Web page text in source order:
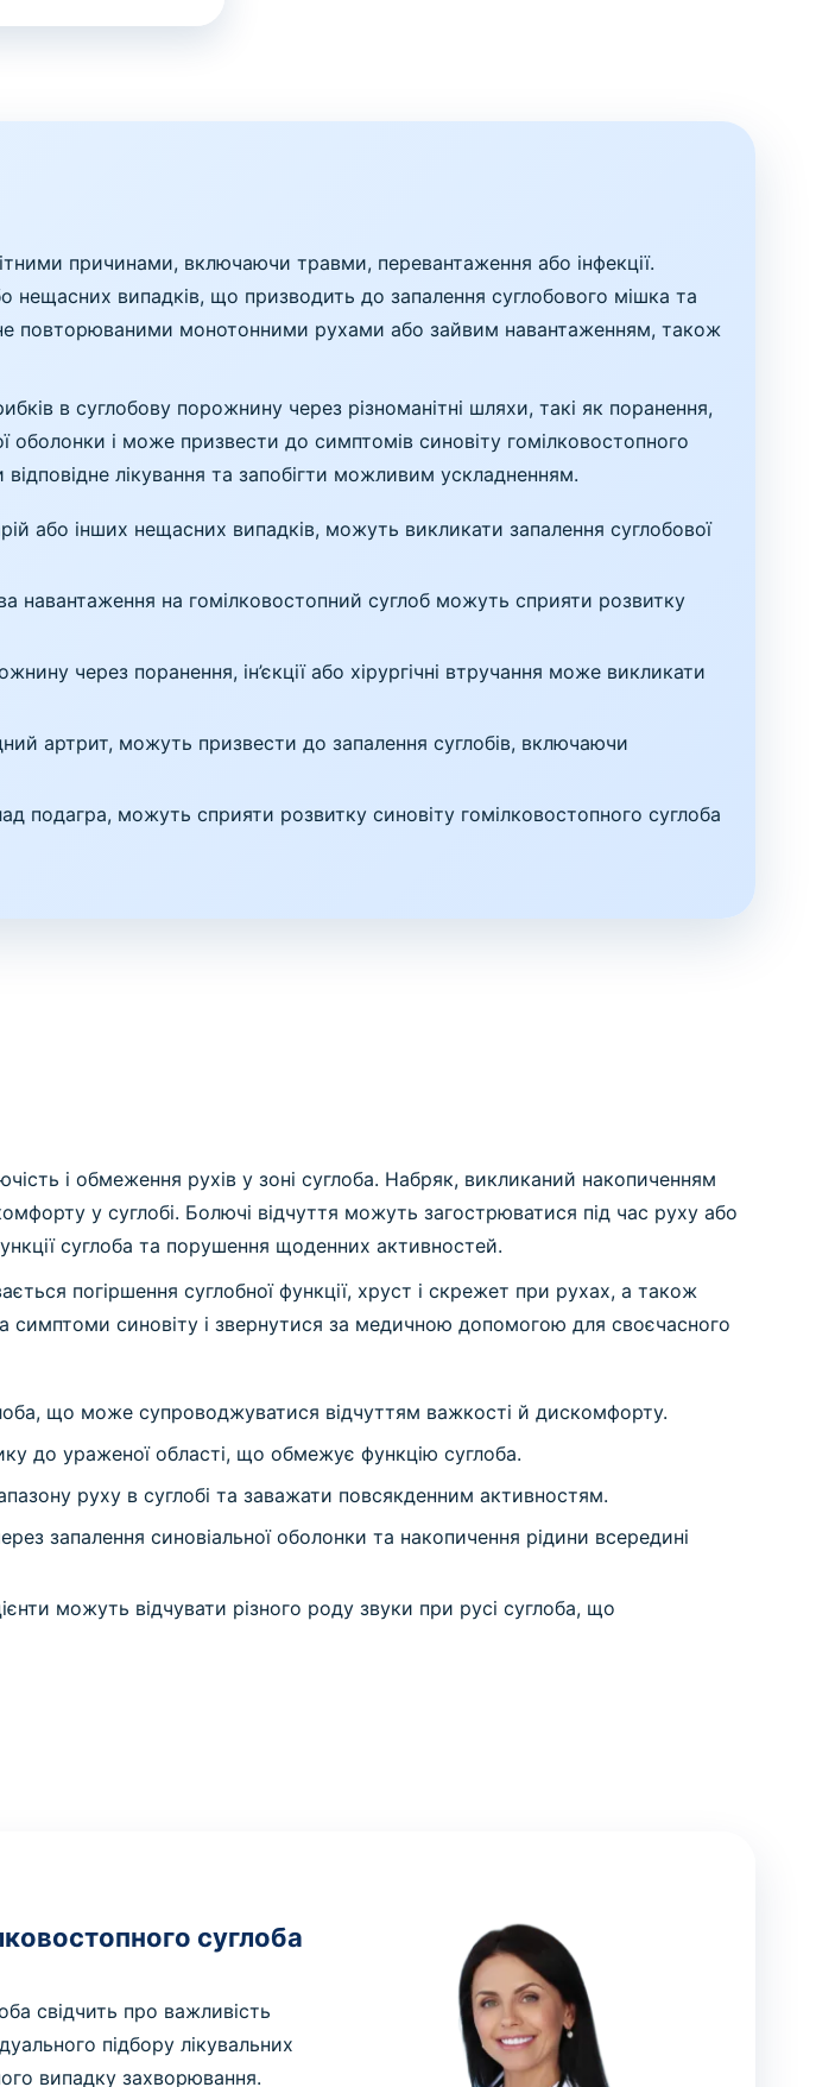
причинами, включаючи травми, перевантаження або інфекції.
випадків, що призводить до запалення суглобового мішка та
повторюваними монотонними рухами або зайвим навантаженням, також
в суглобову порожнину через різноманітні шляхи, такі як поранення,
оболонки і може призвести до симптомів синовіту гомілковостопного
лікування та запобігти можливим ускладненням.
або інших нещасних випадків, можуть викликати запалення суглобової
навантаження на гомілковостопний суглоб можуть сприяти розвитку
через поранення, ін’єкції або хірургічні втручання може викликати
артрит, можуть призвести до запалення суглобів, включаючи
подагра, можуть сприяти розвитку синовіту гомілковостопного суглоба
і обмеження рухів у зоні суглоба. Набряк, викликаний накопиченням
у суглобі. Болючі відчуття можуть загострюватися під час руху або
суглоба та порушення щоденних активностей.
погіршення суглобної функції, хруст і скрежет при рухах, а також
синовіту і звернутися за медичною допомогою для своєчасного
що може супроводжуватися відчуттям важкості й дискомфорту.
до ураженої області, що обмежує функцію суглоба.
руху в суглобі та заважати повсякденним активностям.
запалення синовіальної оболонки та накопичення рідини всередині
можуть відчувати різного роду звуки при русі суглоба, що
суглоба
свідчить про важливість
підбору лікувальних
випадку захворювання.